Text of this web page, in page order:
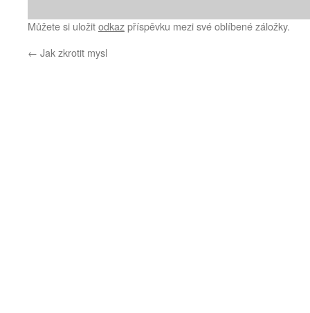
Můžete si uložitodkazpříspěvku mezi své oblíbené záložky.
← Jak zkrotit mysl